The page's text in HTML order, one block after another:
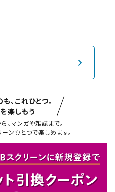
閉じる
閉じる
、これひとつ。
楽しもう
、マンガや雑誌まで。
ンひとつで楽しめます。